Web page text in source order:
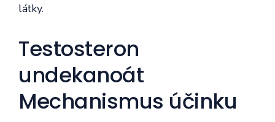
látky.
Testosteron
undekanoát
Mechanismus účinku